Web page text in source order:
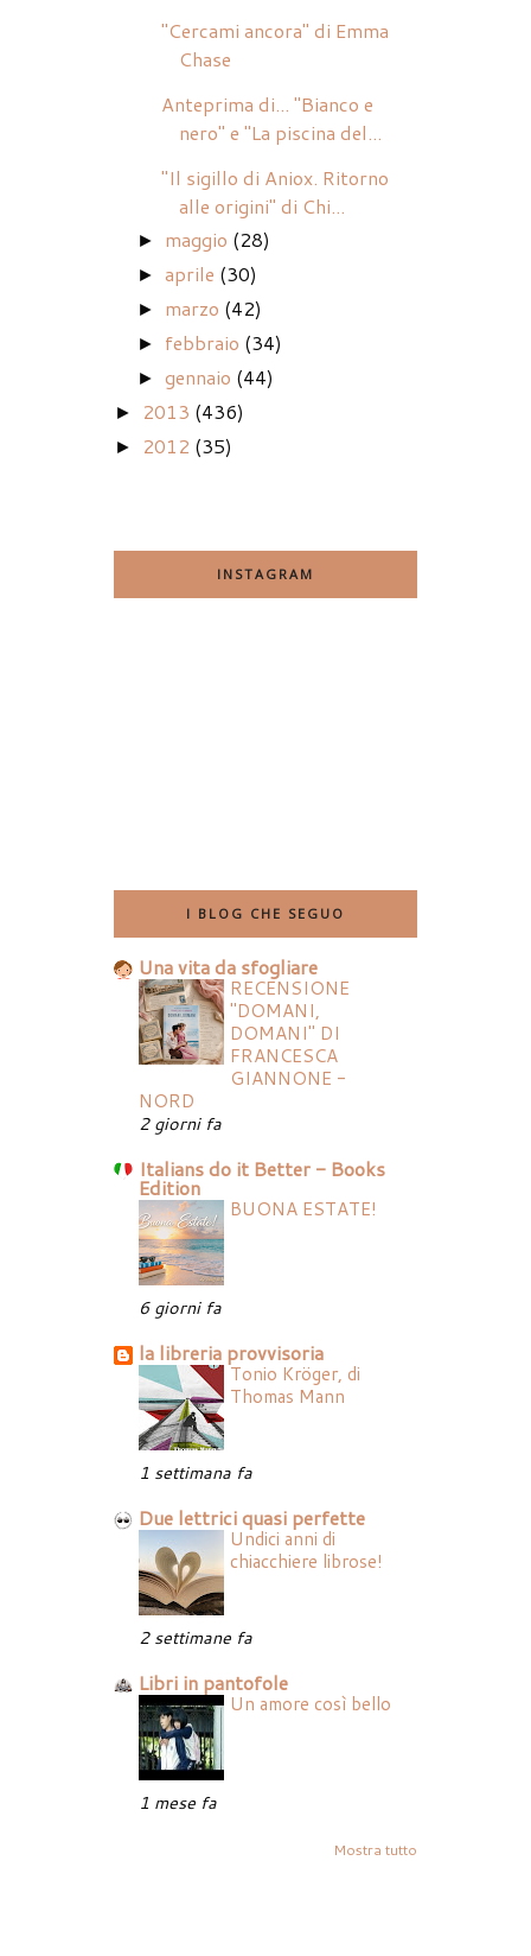
"Cercami ancora" di Emma
Chase
Anteprima di... "Bianco e
nero" e "La piscina del...
"Il sigillo di Aniox. Ritorno
alle origini" di Chi...
► maggio (28)
►aprile (30)
► marzo (42)
► febbraio (34)
►gennaio (44)
► 2013 (436)
► 2012 (35)
INSTAGRAM
I BLOG CHE SEGUO
Una vita da sfogliare
RECENSIONE
"DOMANI,
DOMANI" DI
FRANCESCA
GIANNONE -
NORD
2 giorni fa
Italians do it Better - Books
Edition
BUONA ESTATE!
6 giorni fa
la libreria provvisoria
Tonio Kröger, di
Thomas Mann
1 settimana fa
Due lettrici quasi perfette
Undici anni di
chiacchiere librose!
2 settimane fa
Libri in pantofole
Un amore così bello
1 mese fa
Mostra tutto